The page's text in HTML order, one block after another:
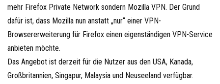
mehr Firefox Private Network sondern Mozilla VPN. Der Grund
dafür ist, dass Mozilla nun anstatt „nur“ einer VPN-
Browsererweiterung für Firefox einen eigenständigen VPN-Service
anbieten möchte.
Das Angebot ist derzeit für die Nutzer aus den USA, Kanada,
Großbritannien, Singapur, Malaysia und Neuseeland verfügbar.